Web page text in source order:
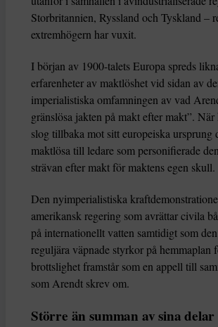
Storbritannien, Ryssland och Tyskland –
extremhögern har vuxit.
I början av 1900-talets Europa spreds
erfarenheter av maktlöshet vid sidan av
imperialistiska omfamningen av vad
gränslösa jakten på makt efter makt”.
slog tillbaka mot sitt europeiska ursprung
maktlösa till ledare som personifierade
strävan efter makt för maktens egen skull.
Den nyimperialistiska
amerikansk regering som avrättar civila
på internationellt vatten samtidigt som
reguljära väpnade styrkor på hemmaplan
brottslighet framstår som en appell till
som Arendt skrev om.
Större än summan av sina delar